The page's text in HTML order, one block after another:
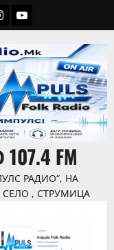
FM
РАДИО“, НА
, СТРУМИЦА